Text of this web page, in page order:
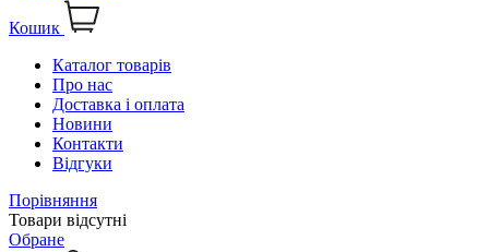
Кошик
Каталог товарів
Про нас
Доставка і оплата
Новини
Контакти
Відгуки
Порівняння
Товари відсутні
Обране